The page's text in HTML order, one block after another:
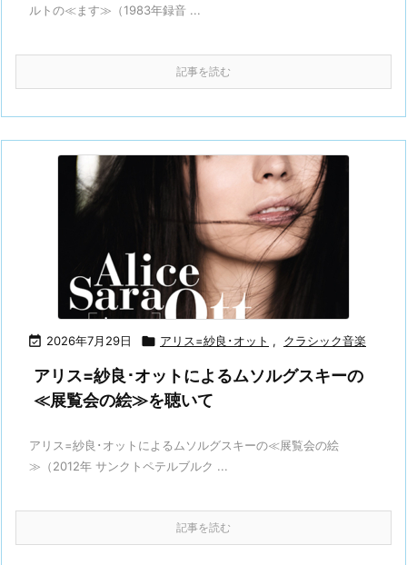
ルトの≪ます≫（1983年録音 ...
記事を読む
 2026年7月29日  アリス=紗良･オット , クラシック音楽
アリス=紗良･オットによるムソルグスキーの
≪展覧会の絵≫を聴いて
アリス=紗良･オットによるムソルグスキーの≪展覧会の絵
≫（2012年 サンクトペテルブルク ...
記事を読む